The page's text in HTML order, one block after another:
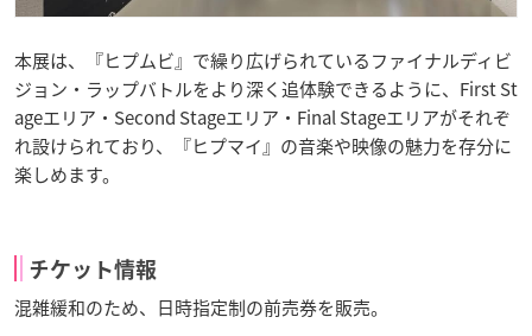
本展は、『ヒプムビ』で繰り広げられているファイナルディビ
ジョン・ラップバトルをより深く追体験できるように、First St
ageエリア・Second Stageエリア・Final Stageエリアがそれぞ
れ設けられており、『ヒプマイ』の音楽や映像の魅力を存分に
楽しめます。
チケット情報
混雑緩和のため、日時指定制の前売券を販売。